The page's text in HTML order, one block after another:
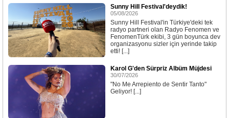
Sunny Hill Festival'deydik!
05/08/2026
Sunny Hill Festival'in Türkiye'deki tek
radyo partneri olan Radyo Fenomen ve
FenomenTürk ekibi, 3 gün boyunca dev
organizasyonu sizler için yerinde takip
etti! [...]
Karol G'den Sürpriz Albüm Müjdesi
30/07/2026
"No Me Arrepiento de Sentir Tanto"
Geliyor! [...]